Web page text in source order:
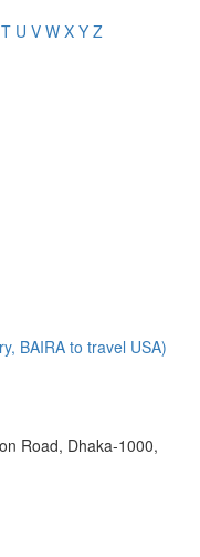
T U V W X Y Z
BAIRA to travel USA)
Road, Dhaka-1000,